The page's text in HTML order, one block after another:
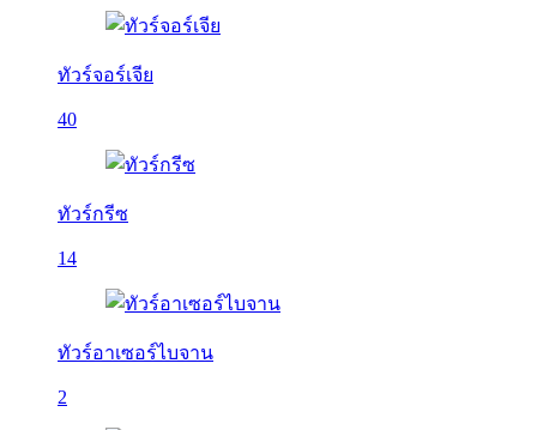
ทัวร์จอร์เจีย
40
ทัวร์กรีซ
14
ทัวร์อาเซอร์ไบจาน
2